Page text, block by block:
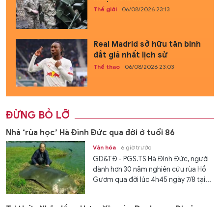
Thế giới 06/08/2026 23:13
Real Madrid sở hữu tân binh
đắt giá nhất lịch sử
Thể thao 06/08/2026 23:03
ĐỪNG BỎ LỠ
Nhà ‘rùa học’ Hà Đình Đức qua đời ở tuổi 86
Văn hóa 6 giờ trước
GD&TĐ - PGS.TS Hà Đình Đức, người
dành hơn 30 năm nghiên cứu rùa Hồ
Gươm qua đời lúc 4h45 ngày 7/8 tại...